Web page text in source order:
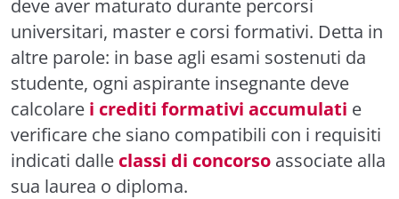
deve aver maturato durante percorsi
universitari, master e corsi formativi. Detta in
altre parole: in base agli esami sostenuti da
studente, ogni aspirante insegnante deve
calcolare i crediti formativi accumulati e
verificare che siano compatibili con i requisiti
indicati dalle classi di concorso associate alla
sua laurea o diploma.